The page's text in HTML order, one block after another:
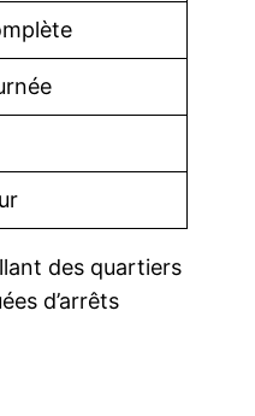
des quartiers
d’arrêts